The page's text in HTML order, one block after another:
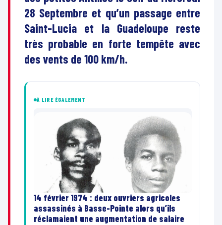
28 Septembre et qu’un passage entre
Saint-Lucia et la Guadeloupe reste
très probable en forte tempête avec
des vents de 100 km/h.
À LIRE ÉGALEMENT
14 février 1974 : deux ouvriers agricoles
assassinés à Basse-Pointe alors qu’ils
réclamaient une augmentation de salaire